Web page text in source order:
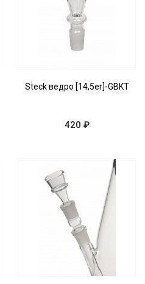
Steck ведро [14,5er]-GBKT
420 ₽